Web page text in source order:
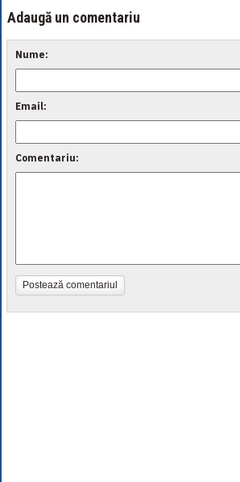
Adaugă un comentariu
Nume:
Email:
Comentariu:
Postează comentariul